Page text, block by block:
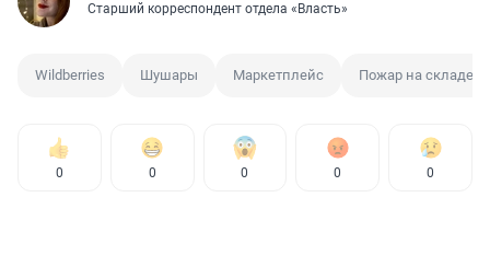
Старший корреспондент отдела «Власть»
Wildberries Шушары Маркетплейс Пожар на складе
0 0 0 0 0